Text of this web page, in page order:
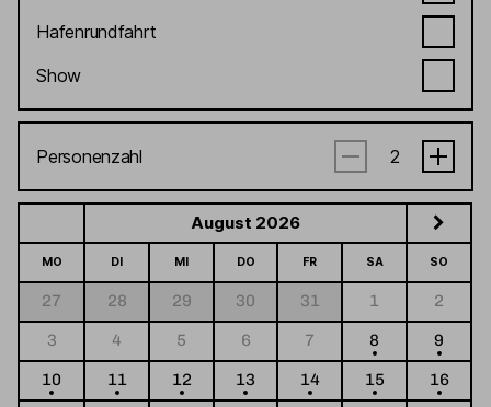
August 2026
MO DI MI DO FR SA SO
27 28 29 30 31 1
2
3
4 5 6 7 8
9
10
11 12 13 14 15
16
Hafenrundfahrt
Show
Personenzahl